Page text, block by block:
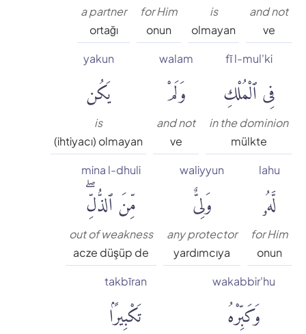
Tefhim-ul Kuran
Yaşar Nuri Öztürk
and not
ve
is
olmayan
for Him
onun
a partner
ortağı
fī l-mul'ki
فِى ٱلْمُلْكِ
in the dominion
mülkte
walam
وَلَمْ
and not
ve
yakun
يَكُن
is
(ihtiyacı) olmayan
lahu
لَّهُۥ
for Him
onun
waliyyun
وَلِىٌّ
any protector
yardımcıya
mina l-dhuli
مِّنَ ٱلذُّلِّۖ
out of weakness
acze düşüp de
wakabbir'hu
وَكَبِّرْهُ
takbīran
تَكْبِيرًۢا